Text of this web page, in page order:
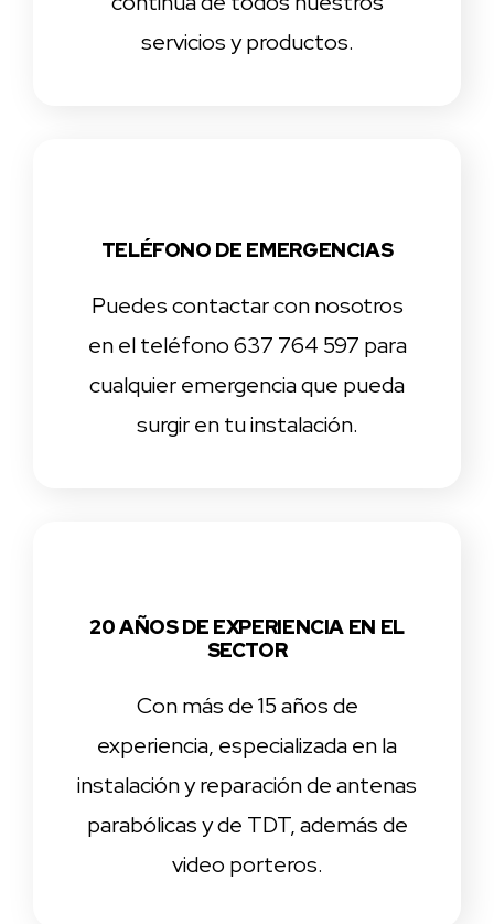
servicios y productos.
TELÉFONO DE EMERGENCIAS
Puedes contactar con nosotros
en el teléfono 637 764 597 para
cualquier emergencia que pueda
surgir en tu instalación.
20 AÑOS DE EXPERIENCIA EN EL
SECTOR
Con más de 15 años de
experiencia, especializada en la
instalación y reparación de antenas
parabólicas y de TDT, además de
video porteros.